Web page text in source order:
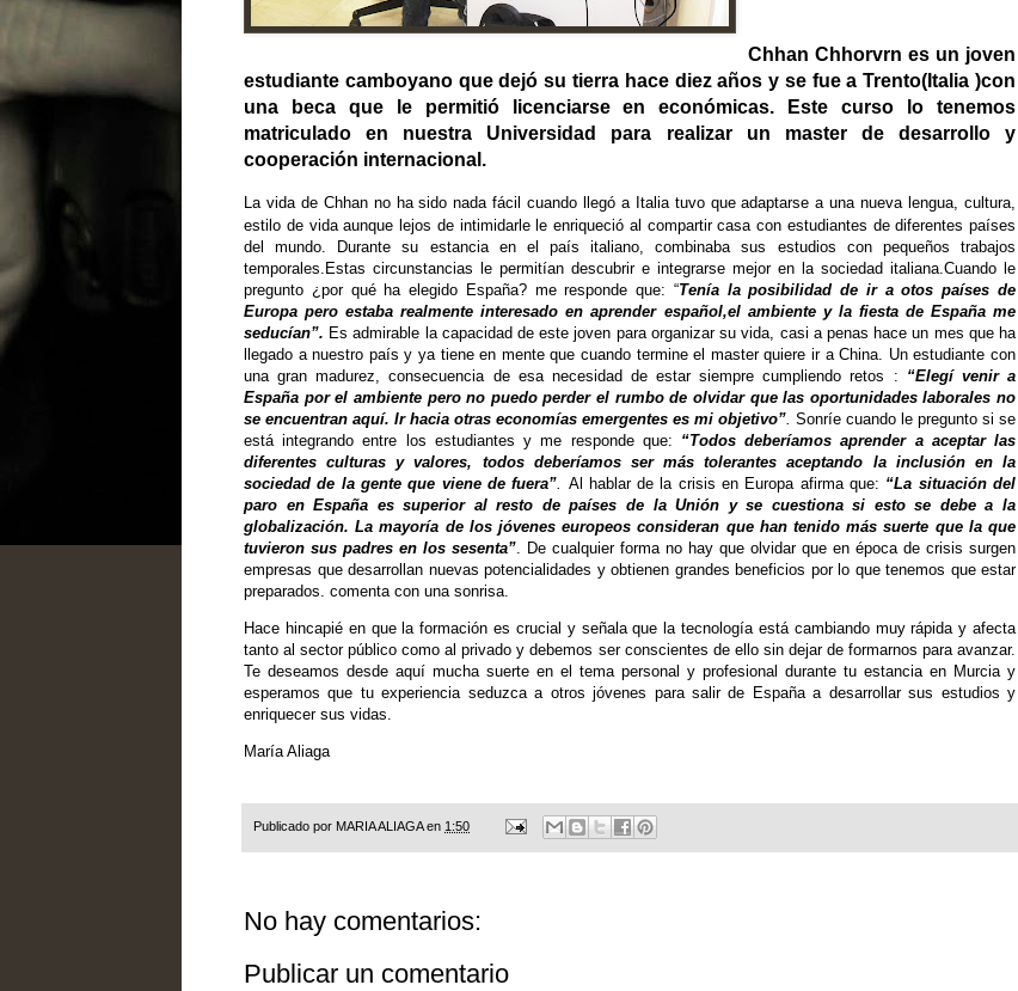
Chhan Chhorvrn es un joven
estudiante camboyano que dejó su tierra hace diez años y se fue a Trento(Italia )con
una beca que le permitió licenciarse en económicas.
Este curso lo tenemos
matriculado en nuestra Universidad para realizar un master de desarrollo y
cooperación internacional.
La vida de Chhan no ha sido nada fácil cuando llegó a Italia tuvo que adaptarse a una nueva lengua, cultura,
estilo de vida aunque lejos de intimidarle le enriqueció al compartir casa con estudiantes de diferentes países
del mundo. Durante su estancia en el país italiano, combinaba sus estudios con pequeños trabajos
temporales.Estas circunstancias le permitían descubrir e integrarse mejor en la sociedad italiana.Cuando le
pregunto ¿por qué ha elegido España? me responde que: “Tenía la posibilidad de ir a otos países de
Europa pero estaba realmente interesado en aprender español,el ambiente y la fiesta de España me
seducían”. Es admirable la capacidad de este joven para organizar su vida, casi a penas hace un mes que ha
llegado a nuestro país y ya tiene en mente que cuando termine el master quiere ir a China. Un estudiante con
una gran madurez, consecuencia de esa necesidad de estar siempre cumpliendo retos : “Elegí venir a
España por el ambiente pero no puedo perder el rumbo de olvidar quelas oportunidades laborales no
se encuentran aquí. Ir hacia otras economías emergentes es mi objetivo”. Sonríe cuando le pregunto si se
está integrando entre los estudiantes y me responde que: “Todos deberíamos aprender a aceptar las
diferentes culturas y valores, todos deberíamos ser más tolerantes aceptando la inclusión en la
sociedad de la gente que viene de fuera”. Al hablar de la crisis en Europa afirma que: “La situación del
paro en España es superior al resto de países de la Unión y se cuestiona si esto se debe a la
globalización. La mayoría de los jóvenes europeos consideran que han tenido más suerte que la que
tuvieron sus padres en los sesenta”. De cualquier forma no hay que olvidar que en época de crisis surgen
empresas que desarrollan nuevas potencialidades y obtienen grandes beneficios por lo que tenemos que estar
preparados. comenta con una sonrisa.
Hace hincapié en que la formación es crucial y señala que la tecnología está cambiando muy rápida y afecta
tanto al sector público como al privado y debemos ser conscientes de ello sin dejar de formarnos para avanzar.
Te deseamos desde aquí mucha suerte en el tema personal y profesional durante tu estancia en Murcia y
esperamos que tu experiencia seduzca a otros jóvenes para salir de España a desarrollar sus estudios y
enriquecer sus vidas.
María Aliaga
Publicado por MARIA ALIAGA en 1:50
No hay comentarios:
Publicar un comentario